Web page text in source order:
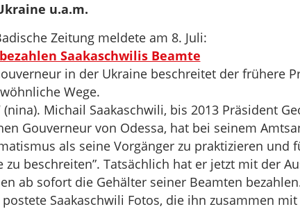
u.a.m.
Zeitung meldete am 8. Juli:
bezahlen Saakaschwilis Beamte
in der Ukraine beschreitet der frühere
Wege.
(nina). Michail Saakaschwili, bis 2013 Präsident
Gouverneur von Odessa, hat bei seinem
als seine Vorgänger zu praktizieren und
zu beschreiten”. Tatsächlich hat er jetzt mit der
ab sofort die Gehälter seiner Beamten
postete Saakaschwili Fotos, die ihn zusammen